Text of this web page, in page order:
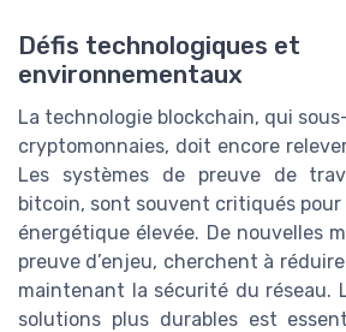
Défis technologiques et
environnementaux
La technologie blockchain, qui
cryptomonnaies, doit encore
Les systèmes de preuve de
bitcoin, sont souvent critiqués
énergétique élevée. De nouvelles
preuve d’enjeu, cherchent à
maintenant la sécurité du réseau.
solutions plus durables est